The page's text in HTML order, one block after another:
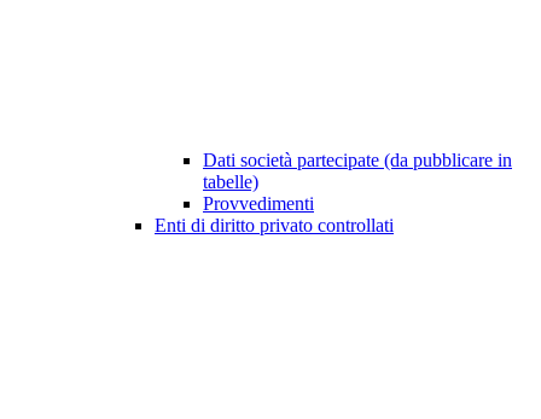
Dati società partecipate (da pubblicare in
tabelle)
Provvedimenti
Enti di diritto privato controllati